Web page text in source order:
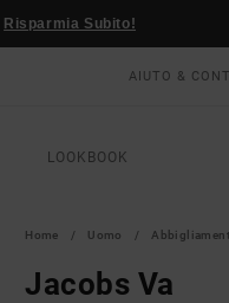
Risparmia Subito!
AIUTO &
LOOKBOOK
Home Uomo
Jacobs Va